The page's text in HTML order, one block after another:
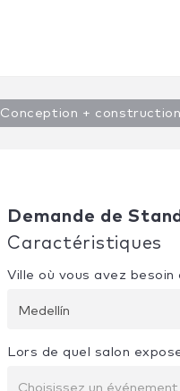
Conception + construction
Demande de Stand
Caractéristiques
Ville où vous avez besoin
Medellín
Lors de quel salon
Choisissez un événement